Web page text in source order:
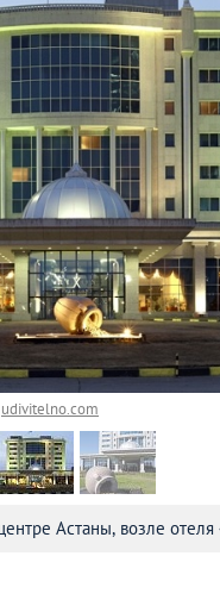
udivitelno.com
Астаны, возле отеля